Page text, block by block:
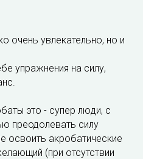
очень увлекательно, но и
упражнения на силу,
это - супер люди, с
преодолевать силу
освоить акробатические
(при отсутствии